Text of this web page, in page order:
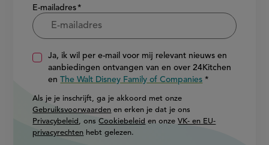
E-mailadres
Ja, ik wil per e-mail voor mij relevant nieuws en
aanbiedingen ontvangen van en over 24Kitchen
enThe Walt Disney Family of Companies
Als je je inschrijft, ga je akkoord met onze
Gebruiksvoorwaarden en erken je dat je ons
Privacybeleid , onsCookiebeleid en onzeVK- en EU-
privacyrechten hebt gelezen.